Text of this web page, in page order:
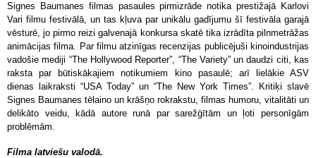
Signes Baumanes filmas pasaules pirmizrāde notika prestižajā Karlovi
Vari filmu festivālā, un tas kļuva par unikālu gadījumu šī festivāla garajā
vēsturē, jo pirmo reizi galvenajā konkursa skatē tika izrādīta pilnmetrāžas
animācijas filma. Par filmu atzinīgas recenzijas publicējuši kinoindustrijas
vadošie mediji “The Hollywood Reporter”, “The Variety” un daudzi citi, kas
raksta par būtiskākajiem notikumiem kino pasaulē; arī lielākie ASV
dienas laikraksti “USA Today” un “The New York Times”. Kritiķi slavē
Signes Baumanes tēlaino un krāšņo rokrakstu, filmas humoru, vitalitāti un
delikāto veidu, kādā autore runā par sarežģītām un ļoti personīgām
problēmām.
Filma latviešu valodā.